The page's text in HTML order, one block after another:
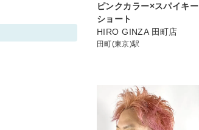
ピンクカラー×スパイキー
ショート
HIRO GINZA 田町店
田町(東京)駅